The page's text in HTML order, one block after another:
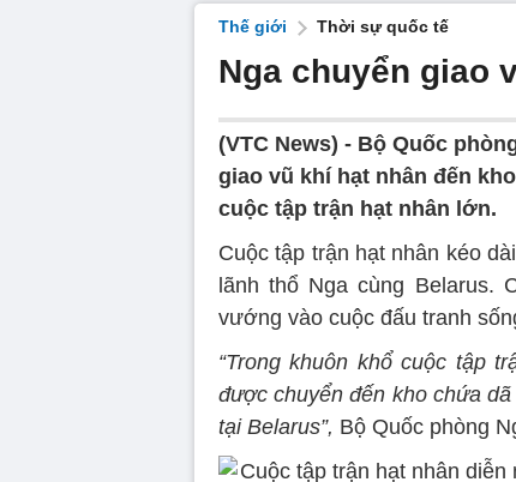
Thế giới Thời sự quốc tế
Nga chuyển giao
(VTC News) - Bộ Quốc
giao vũ khí hạt nhân đến
cuộc tập trận hạt nhân lớn.
Cuộc tập trận hạt nhân kéo
lãnh thổ Nga cùng Belarus.
vướng vào cuộc đấu tranh
“Trong khuôn khổ cuộc tập
được chuyển đến kho chứa
tại Belarus”, Bộ Quốc phòng